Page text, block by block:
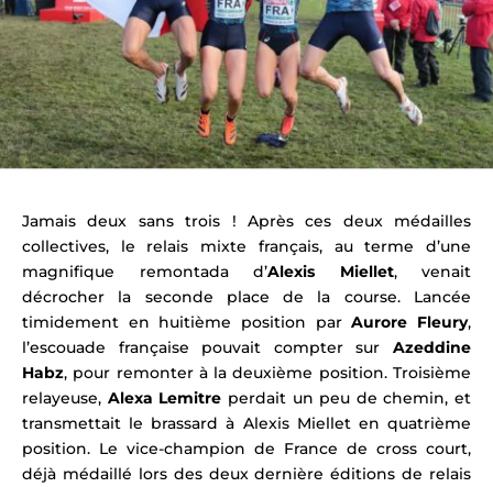
Jamais deux sans trois ! Après ces deux médailles
collectives, le relais mixte français, au terme d’une
magnifique remontada d’Alexis Miellet, venait
décrocher la seconde place de la course. Lancée
timidement en huitième position parAurore Fleury,
l’escouade française pouvait compter sur Azeddine
Habz, pour remonter à la deuxième position. Troisième
relayeuse, Alexa Lemitre perdait un peu de chemin, et
transmettait le brassard à Alexis Miellet en quatrième
position. Le vice-champion de France de cross court,
déjà médaillé lors des deux dernière éditions de relais